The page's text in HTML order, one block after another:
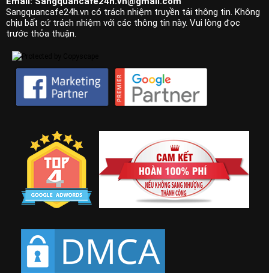
Sangquancafe24h.vn có trách nhiệm truyền tải thông tin. Không
chịu bất cứ trách nhiệm với các thông tin này. Vui lòng đọc
trước thỏa thuận.